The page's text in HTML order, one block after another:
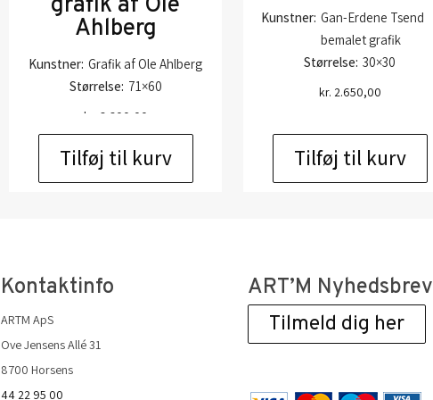
Ahlberg
Kunstner: Grafik af Ole Ahlberg
Størrelse: 71×60
kr. 6.600,00
Tilføj til kurv
Kunstner: Gan-Erdene Tsend
bemalet grafik
Størrelse: 30×30
kr. 2.650,00
Tilføj til kurv
Kontaktinfo
ARTM ApS
Ove Jensens Allé 31
8700 Horsens
44 22 95 00
ART’M Nyhedsbrev
Tilmeld dig her